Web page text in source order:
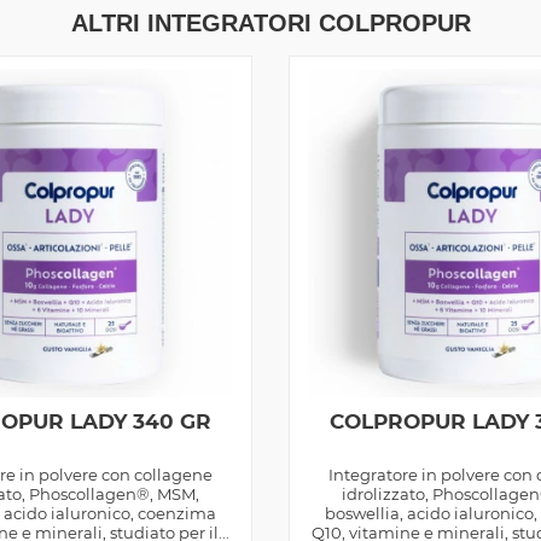
ALTRI INTEGRATORI COLPROPUR
LADY 340 GR
in polvere con collagene
Phoscollagen®, MSM,
acido ialuronico, coenzima
e minerali, studiato per il...
COLPROPUR LADY
Integratore in polvere con
idrolizzato,
boswellia, acido
Q10, vitamine e minerali,